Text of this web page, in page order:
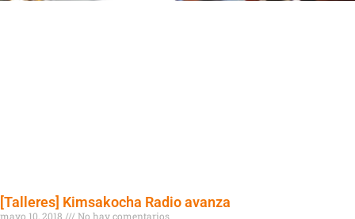
[Talleres] Kimsakocha Radio avanza
mayo 10, 2018
No hay comentarios